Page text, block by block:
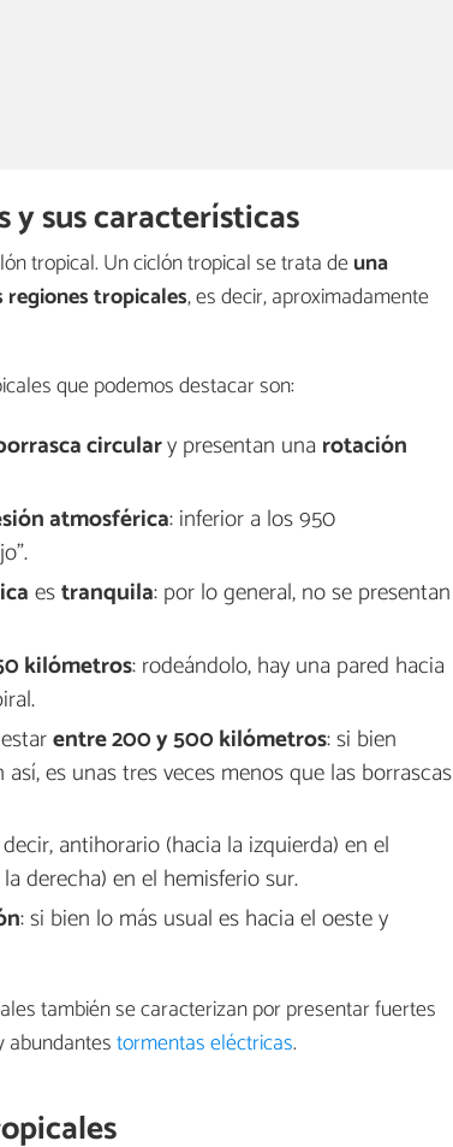
y sus características
tropical. Un ciclón tropical se trata deuna
regiones tropicales, es decir, aproximadamente
que podemos destacar son:
circulary presentan una rotación
atmosférica: inferior a los 950
estranquila: por lo general, no se presentan
kilómetros: rodeándolo, hay una pared hacia
entre 200 y 500 kilómetros: si bien
es unas tres veces menos que las borrascas
antihorario (hacia la izquierda) en el
derecha) en el hemisferio sur.
: si bien lo más usual es hacia el oeste y
también se caracterizan por presentar fuertes
abundantestormentas eléctricas.